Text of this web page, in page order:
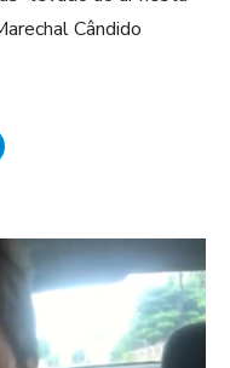
Cândido